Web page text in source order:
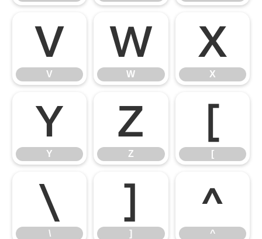
V
V
W
W
X
X
Y
Y
Z
Z
[
[
\
\
]
]
^
^